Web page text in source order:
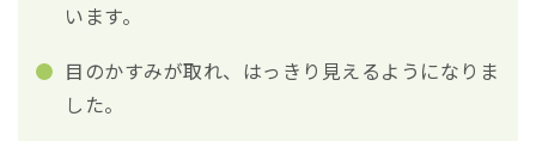
います。
目のかすみが取れ、はっきり見えるようになりま
した。